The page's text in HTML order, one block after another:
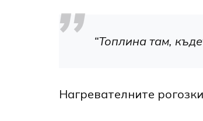
“Топлина там,
Нагревателните